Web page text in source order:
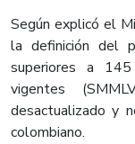
Según explicó el
la definición del
superiores a
vigentes
desactualizado y
colombiano.